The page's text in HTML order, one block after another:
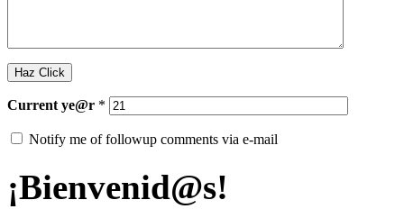
Current ye@r *
Notify me of followup comments via e-mail
¡Bienvenid@s!